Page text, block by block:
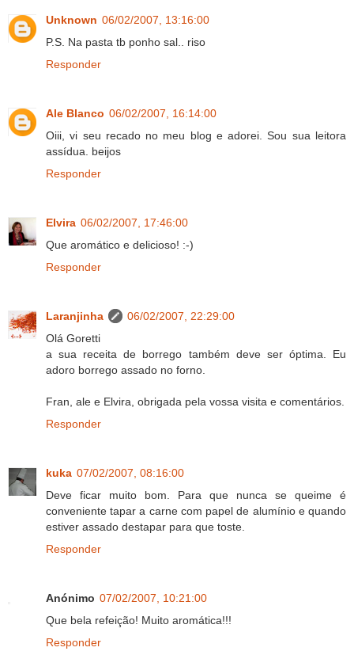
Unknown 06/02/2007, 13:16:00
P.S. Na pasta tb ponho sal.. riso
Responder
Ale Blanco 06/02/2007, 16:14:00
Oiii, vi seu recado no meu blog e adorei. Sou sua leitora
assídua. beijos
Responder
Elvira 06/02/2007, 17:46:00
Que aromático e delicioso! :-)
Responder
Laranjinha
06/02/2007, 22:29:00
Olá Goretti
a sua receita de borrego também deve ser óptima. Eu
adoro borrego assado no forno.
Fran, ale e Elvira, obrigada pela vossa visita e comentários.
Responder
kuka 07/02/2007, 08:16:00
Deve ficar muito bom. Para que nunca se queime é
conveniente tapar a carne com papel de alumínio e quando
estiver assado destapar para que toste.
Responder
Anónimo 07/02/2007, 10:21:00
Que bela refeição! Muito aromática!!!
Responder